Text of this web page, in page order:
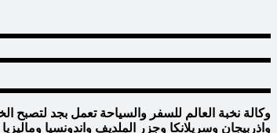
وكالة نخبة العالم للسفر والسياحة تعمل بجد لتصبح
واذربيجان وسريلانكا وجزر الملديف واندونسيا